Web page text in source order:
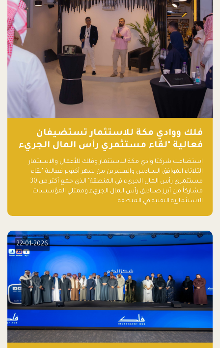
فلك ووادي مكة للاستثمار تستضيفان
فعالية "لقاء مستثمري رأس المال الجريء
في المنطقة"
استضافت شركتا وادي مكة للاستثمار وفلك للأعمال والاستثمار
الثلاثاء الموافق السادس والعشرين من شهر أكتوبر فعالية "لقاء
مستثمري رأس المال الجريء في المنطقة" الذي جمع أكثر من 30
مشاركاً من أبرز صناديق رأس المال الجريء وممثلي المؤسسات
الاستثمارية التقنية في المنطقة.
22-01-2026